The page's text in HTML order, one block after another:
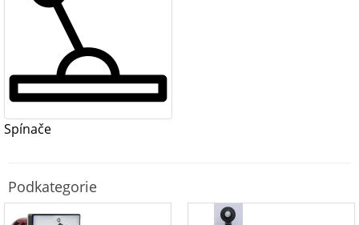
Spínače
Podkategorie